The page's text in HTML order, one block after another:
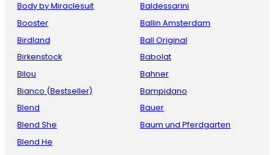
Body by Miraclesuit
Booster
Birdland
Birkenstock
Bilou
Bianco (Bestseller)
Blend
Blend She
Blend He
Baldessarini
Ballin Amsterdam
Ball Original
Babolat
Bahner
Bampidano
Bauer
Baum und Pferdgarten